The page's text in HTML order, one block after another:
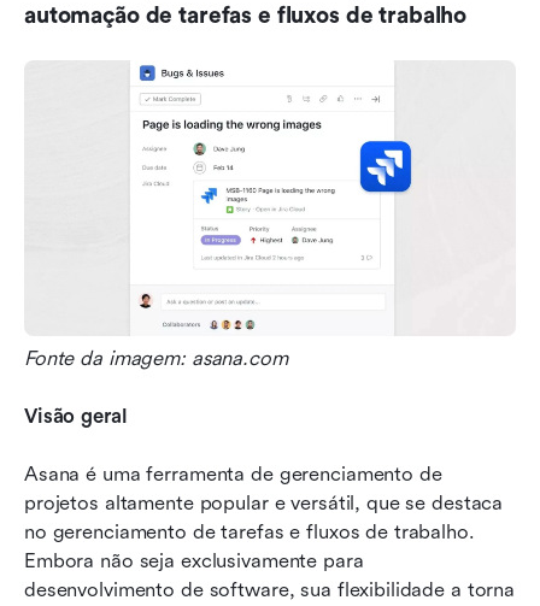
automação de tarefas e fluxos de trabalho
Fonte da imagem: asana.com
Visão geral
Asana é uma ferramenta de gerenciamento de
projetos altamente popular e versátil, que se destaca
no gerenciamento de tarefas e fluxos de trabalho.
Embora não seja exclusivamente para
desenvolvimento de software, sua flexibilidade a torna